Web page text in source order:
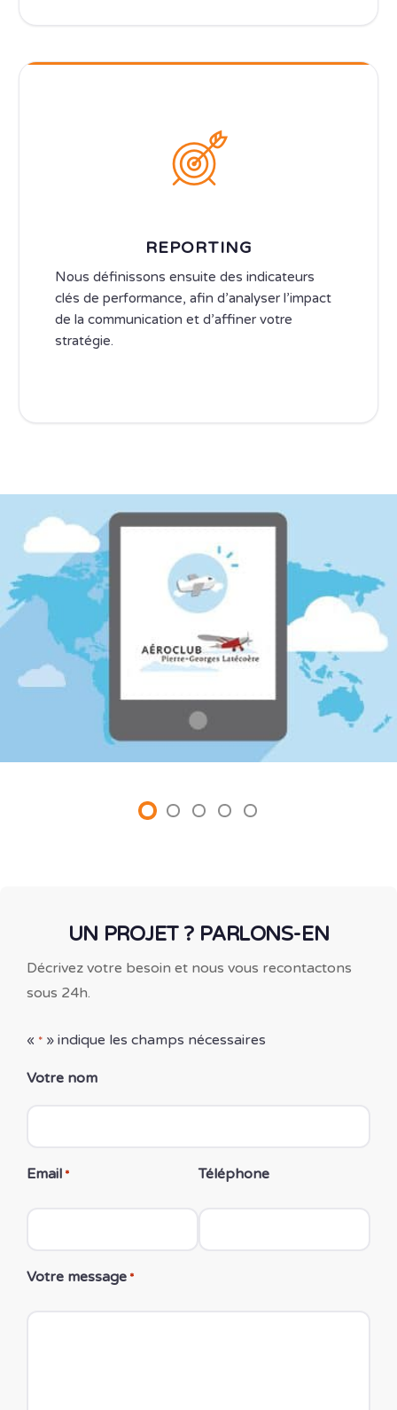
REPORTING
Nous définissons ensuite des indicateurs
clés de performance, afin d’analyser l’impact
de la communication et d’affiner votre
stratégie.
UN PROJET ? PARLONS-EN
Décrivez votre besoin et nous vous recontactons
sous 24h.
« * » indique les champs nécessaires
Votre nom
Email * Téléphone
Votre message *